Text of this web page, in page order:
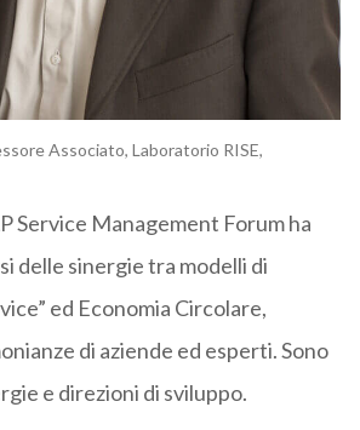
Associato, Laboratorio RISE,
Service Management Forum ha
delle sinergie tra modelli di
ed Economia Circolare,
di aziende ed esperti. Sono
e direzioni di sviluppo.